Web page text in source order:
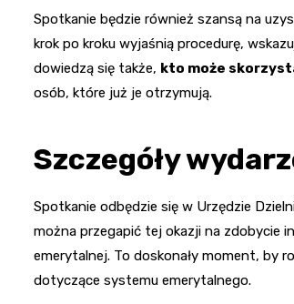
Spotkanie będzie również szansą na
krok po kroku wyjaśnią procedurę,
dowiedzą się także, kto może
osób, które już je otrzymują.
Szczegóły
Spotkanie odbędzie się w Urzędzie
można przegapić tej okazji na zdobycie
emerytalnej. To doskonały moment, by
dotyczące systemu emerytalnego.